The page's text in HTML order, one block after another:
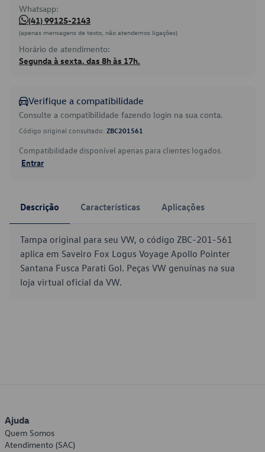
Whatsapp:
(41) 99125-2143
(apenas mensagens de texto, não atendemos ligações)
Horário de atendimento:
Segunda à sexta, das 8h às 17h.
Verifique a compatibilidade
Consulte a compatibilidade fazendo login na sua conta.
Código original consultado: ZBC201561
Compatibilidade disponível apenas para clientes logados.
Entrar
Descrição Características Aplicações
Tampa original para seu VW, o código ZBC-201-561
aplica em Saveiro Fox Logus Voyage Apollo Pointer
Santana Fusca Parati Gol. Peças VW genuínas na sua
loja virtual oficial da VW.
Ajuda
Quem Somos
Atendimento (SAC)